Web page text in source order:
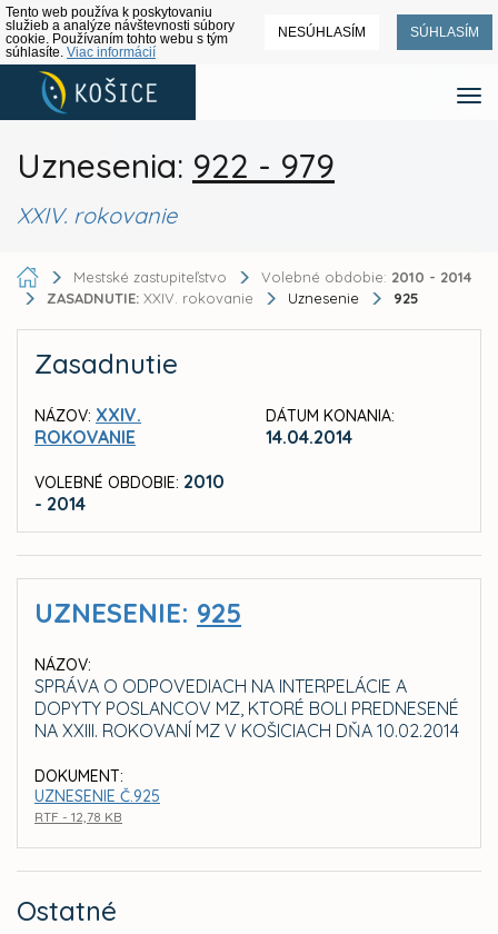
Tento web používa k poskytovaniu
služieb a analýze návštevnosti súbory
cookie. Používaním tohto webu s tým
súhlasíte. Viac informácií
NESÚHLASÍM SÚHLASÍM
Uznesenia: 922 - 979
XXIV. rokovanie
Mestské zastupiteľstvo Volebné obdobie: 2010 - 2014
ZASADNUTIE: XXIV. rokovanie Uznesenie 925
Zasadnutie
NÁZOV: XXIV.
ROKOVANIE
VOLEBNÉ OBDOBIE: 2010
- 2014
DÁTUM KONANIA:
14.04.2014
UZNESENIE: 925
NÁZOV:
SPRÁVA O ODPOVEDIACH NA INTERPELÁCIE A
DOPYTY POSLANCOV MZ, KTORÉ BOLI PREDNESENÉ
NA XXIII. ROKOVANÍ MZ V KOŠICIACH DŇA 10.02.2014
DOKUMENT:
UZNESENIE Č.925
RTF - 12,78 KB
Ostatné